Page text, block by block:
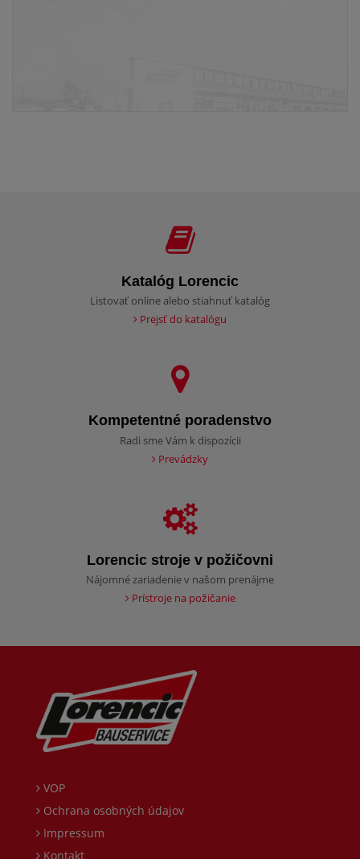
Katalóg Lorencic
Listovať online alebo stiahnuť katalóg
Prejsť do katalógu
Kompetentné poradenstvo
Radi sme Vám k dispozícii
Prevádzky
Lorencic stroje v požičovni
Nájomné zariadenie v našom prenájme
Prístroje na požičanie
VOP
Ochrana osobných údajov
Impressum
Kontakt